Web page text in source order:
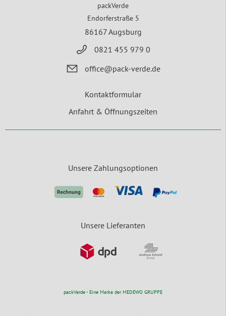
packVerde
Endorferstraße 5
86167 Augsburg
0821 455 979 0
office@pack-verde.de
Kontaktformular
Anfahrt & Öffnungszeiten
Unsere Zahlungsoptionen
Unsere Lieferanten
packVerde - Eine Marke der MEDEWO GRUPPE